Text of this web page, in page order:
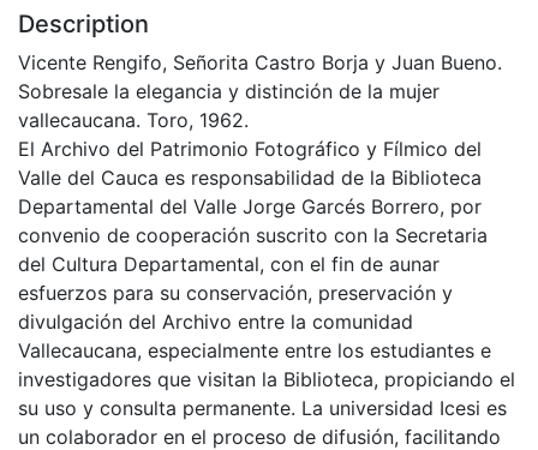
Description
Vicente Rengifo, Señorita Castro Borja y Juan Bueno.
Sobresale la elegancia y distinción de la mujer
vallecaucana. Toro, 1962.
El Archivo del Patrimonio Fotográfico y Fílmico del
Valle del Cauca es responsabilidad de la Biblioteca
Departamental del Valle Jorge Garcés Borrero, por
convenio de cooperación suscrito con la Secretaria
del Cultura Departamental, con el fin de aunar
esfuerzos para su conservación, preservación y
divulgación del Archivo entre la comunidad
Vallecaucana, especialmente entre los estudiantes e
investigadores que visitan la Biblioteca, propiciando el
su uso y consulta permanente. La universidad Icesi es
un colaborador en el proceso de difusión, facilitando